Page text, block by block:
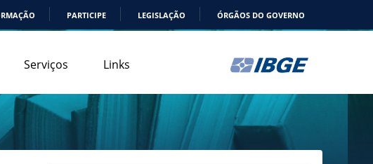
PARTICIPE LEGISLAÇÃO ÓRGÃOS DO GOVERNO
Serviços Links